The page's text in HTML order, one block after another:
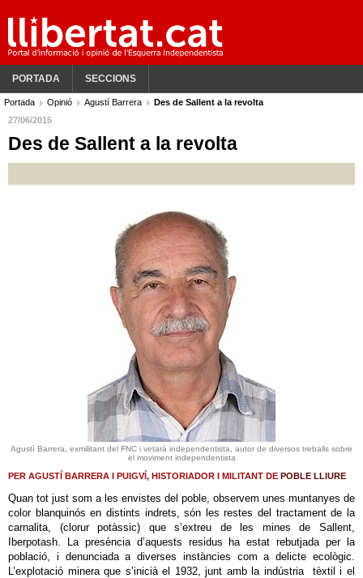
PORTADA SECCIONS
Portada Opinió Agustí Barrera
Des de Sallent a la revolta
27/06/2015
Des de Sallent a la revolta
Agustí Barrera, exmilitant del FNC i vetarà independentista, autor de diversos treballs sobre
el moviment independentista
PER AGUSTÍ BARRERA I PUIGVÍ, HISTORIADOR I MILITANT DE POBLE LLIURE
Quan tot just som a les envistes del poble, observem unes muntanyes de
color blanquinós en distints indrets, són les restes del tractament de la
carnalita, (clorur potàssic) que s’extreu de les mines de Sallent,
Iberpotash. La presència d’aquests residus ha estat rebutjada per la
població, i denunciada a diverses instàncies com a delicte ecològic.
L’explotació minera que s’inicià el 1932, junt amb la indústria tèxtil i el